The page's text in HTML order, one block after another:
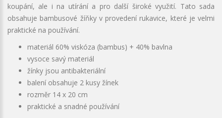
koupání, ale i na utírání a pro další široké využití. Tato sada
obsahuje bambusové žíňky v provedení rukavice, které je velmi
praktické na používání.
materiál 60% viskóza (bambus) + 40% bavlna
vysoce savý materiál
žínky jsou antibakteriální
balení obsahuje 2 kusy žínek
rozměr 14 x 20 cm
praktické a snadné používání